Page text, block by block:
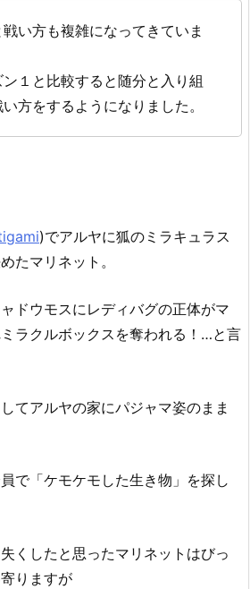
い方も複雑になってきていま
ン１と比較すると随分と入り組
方をするようになりました。
)でアルヤに狐のミラキュラス
たマリネット。
ドウモスにレディバグの正体がマ
ラクルボックスを奪われる！…と言
てアルヤの家にパジャマ姿のまま
で「ケモケモした生き物」を探し
くしたと思ったマリネットはびっ
りますが